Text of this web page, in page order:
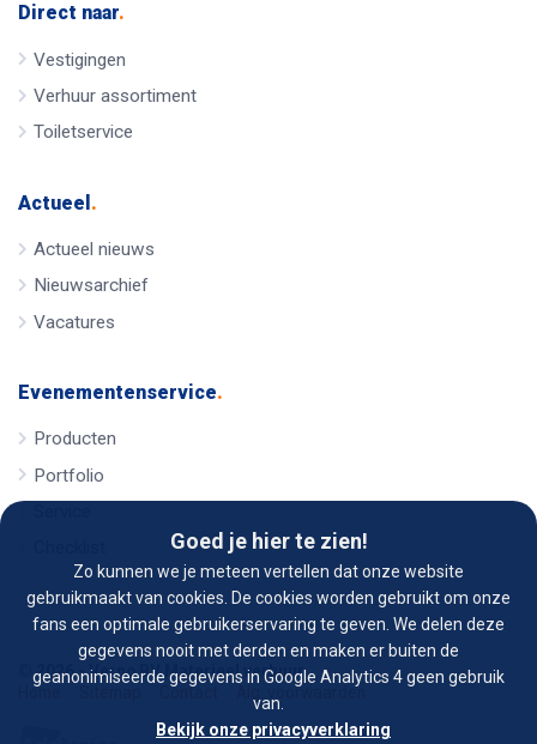
Goed je hier te zien!
Zo kunnen we je meteen vertellen dat onze website
gebruikmaakt van cookies. De cookies worden gebruikt om onze
fans een optimale gebruikerservaring te geven. We delen deze
gegevens nooit met derden en maken er buiten de
geanonimiseerde gegevens in Google Analytics 4 geen gebruik
van.
Bekijk onze privacyverklaring
Direct naar.
Vestigingen
Verhuur assortiment
Toiletservice
Actueel .
Actueel nieuws
Nieuwsarchief
Vacatures
Evenementenservice.
Producten
Portfolio
© 2026 - Verno BV Materieel verhuur
Home
Contact Alg. voorwaarden